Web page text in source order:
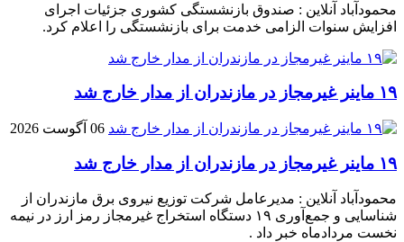
محمودآباد آنلاین : صندوق بازنشستگی کشوری جزئیات اجرای
افزایش سنوات الزامی خدمت برای بازنشستگی را اعلام کرد.
۱۹ ماینر غیرمجاز در مازندران از مدار خارج شد
06 آگوست 2026
۱۹ ماینر غیرمجاز در مازندران از مدار خارج شد
محمودآباد آنلاین : مدیرعامل شرکت توزیع نیروی برق مازندران از
شناسایی و جمع‌آوری ۱۹ دستگاه استخراج غیرمجاز رمز ارز در نیمه
نخست مردادماه خبر داد .